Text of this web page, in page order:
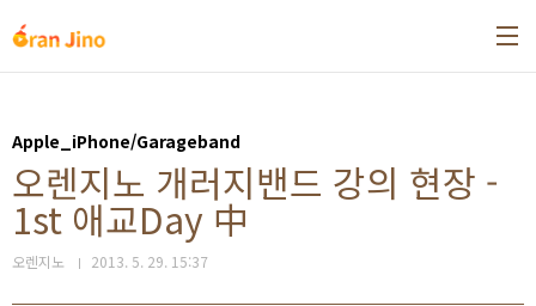
Apple_iPhone/Garageband
오렌지노 개러지밴드 강의 현장 -
1st 애교Day 中
오렌지노 2013. 5. 29. 15:37